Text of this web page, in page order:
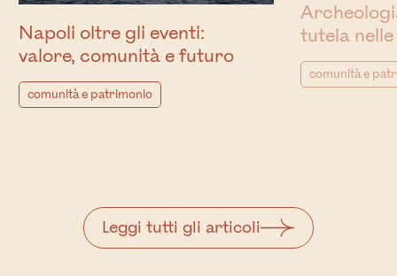
Napoli oltre gli eventi:
valore, comunità e futuro
comunità e patrimonio
tutela
comunità e
Leggi tutti gli articoli